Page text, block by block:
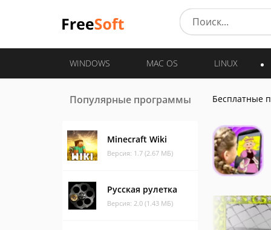
WINDOWS MAC OS LINUX
Популярные программы
Minecraft Wiki
Версия: 1.7 (2.67 МБ)
Русская рулетка
Версия: 2.0 (1.43 МБ)
Бесплатные